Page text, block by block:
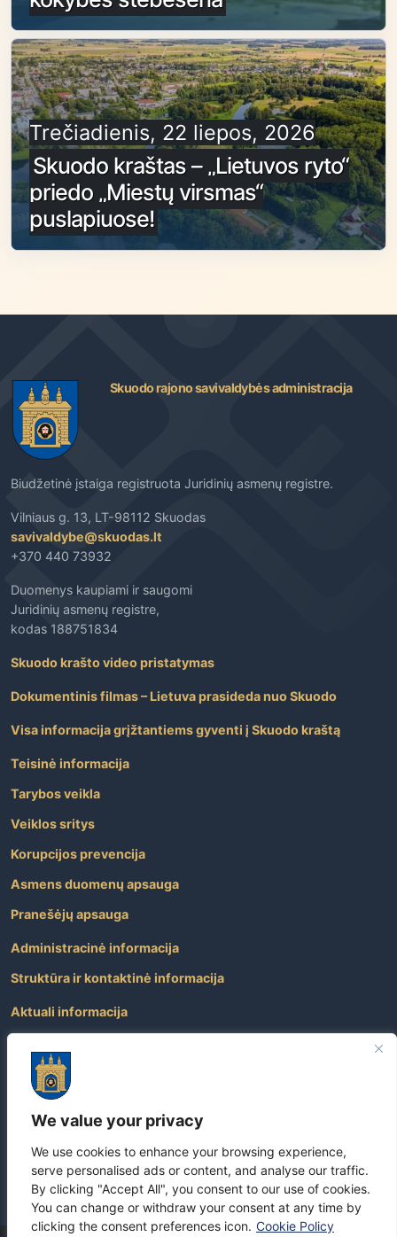
We value your privacy
We use cookies to enhance your browsing experience,
serve personalised ads or content, and analyse our traffic.
By clicking "Accept All", you consent to our use of cookies.
You can change or withdraw your consent at any time by
clicking the consent preferences icon. Cookie Policy
Trečiadienis, 22 liepos, 2026
Skuodo kraštas – „Lietuvos ryto“
priedo „Miestų virsmas“
puslapiuose!
Skuodo rajono savivaldybės administracija
Biudžetinė įstaiga registruota Juridinių asmenų registre.
Vilniaus g. 13, LT-98112 Skuodas
savivaldybe@skuodas.lt
+370 440 73932
Duomenys kaupiami ir saugomi
Juridinių asmenų registre,
kodas 188751834
Skuodo krašto video pristatymas
Dokumentinis filmas – Lietuva prasideda nuo Skuodo
Visa informacija grįžtantiems gyventi į Skuodo kraštą
Teisinė informacija
Tarybos veikla
Veiklos sritys
Korupcijos prevencija
Asmens duomenų apsauga
Pranešėjų apsauga
Administracinė informacija
Struktūra ir kontaktinė informacija
Aktuali informacija
Atviri duomenys
Nuorodos
Dažniausiai užduodami klausimai
Apie savivaldybę